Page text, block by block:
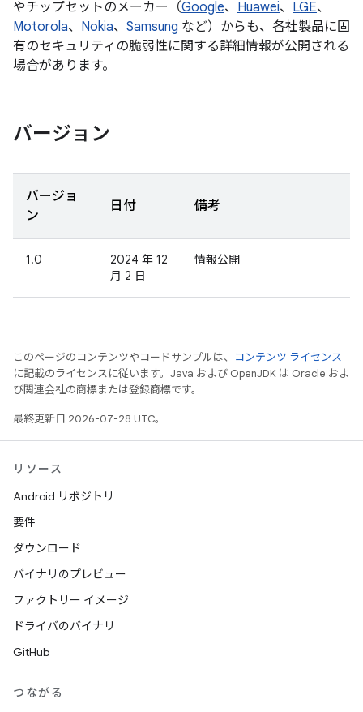
やチップセットのメーカー（Google、 Huawei、 LGE、
Motorola、 Nokia、 Samsung など）からも、各社製品に固
有のセキュリティの脆弱性に関する詳細情報が公開される
場合があります。
バージョン
バージョ
ン
日付 備考
1.0
2024 年 12
月 2 日
情報公開
このページのコンテンツやコードサンプルは、
コンテンツ ライセンス
に記載のライセンスに従います。Java および OpenJDK は Oracle およ
び関連会社の商標または登録商標です。
最終更新日 2026-07-28 UTC。
リソース
Android リポジトリ
要件
ダウンロード
バイナリのプレビュー
ファクトリー イメージ
ドライバのバイナリ
GitHub
つながる